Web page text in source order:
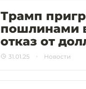
Трамп
пошлинами
отказ от
31.01.25 Новости